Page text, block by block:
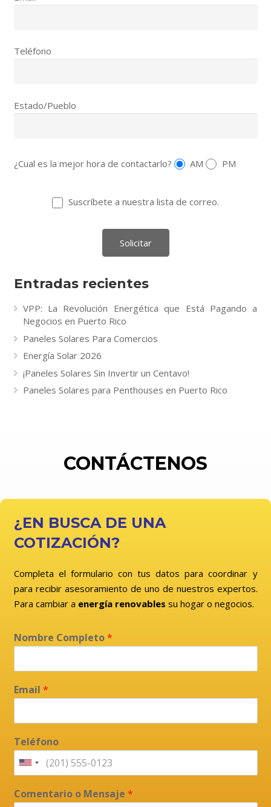
Teléfono
Estado/Pueblo
¿Cual es la mejor hora de contactarlo? AM PM
Suscríbete a nuestra lista de correo.
Entradas recientes
VPP: La Revolución Energética que Está Pagando a
Negocios en Puerto Rico
Paneles Solares Para Comercios
Energía Solar 2026
¡Paneles Solares Sin Invertir un Centavo!
Paneles Solares para Penthouses en Puerto Rico
CONTÁCTENOS
¿EN BUSCA DE UNA
COTIZACIÓN?
Completa el formulario con tus datos para coordinar y
para recibir asesoramiento de uno de nuestros expertos.
Para cambiar a energía renovables su hogar o negocios.
Nombre Completo*
Email *
Teléfono
Comentario o Mensaje *